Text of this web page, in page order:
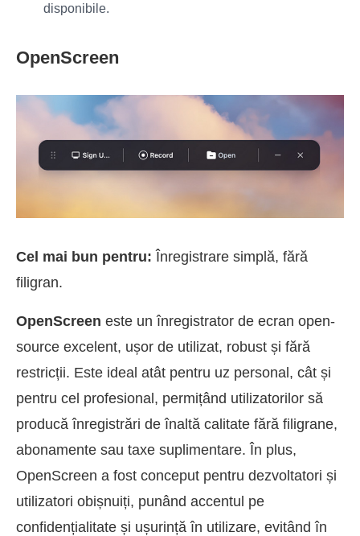
disponibile.
OpenScreen
Cel mai bun pentru: Înregistrare simplă, fără
filigran.
OpenScreen este un înregistrator de ecran open-
source excelent, ușor de utilizat, robust și fără
restricții. Este ideal atât pentru uz personal, cât și
pentru cel profesional, permițând utilizatorilor să
producă înregistrări de înaltă calitate fără filigrane,
abonamente sau taxe suplimentare. În plus,
OpenScreen a fost conceput pentru dezvoltatori și
utilizatori obișnuiți, punând accentul pe
confidențialitate și ușurință în utilizare, evitând în